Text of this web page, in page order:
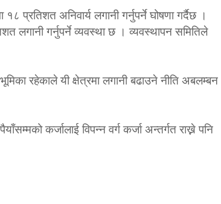
प्रतिशत अनिवार्य लगानी गर्नुपर्ने घोषणा गर्दैछ ।
लगानी गर्नुपर्ने व्यवस्था छ । व्यवस्थापन समितिले
रहेकाले यी क्षेत्रमा लगानी बढाउने नीति अबलम्बन
कर्जालाई विपन्न वर्ग कर्जा अन्तर्गत राख्ने पनि